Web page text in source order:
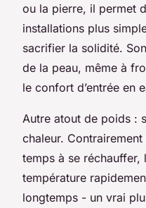
ou la pierre, il permet
installations plus
sacrifier la solidité.
de la peau, même à
le confort d’entrée en
Autre atout de poids :
chaleur.
temps à se réchauffer,
température
longtemps - un vrai